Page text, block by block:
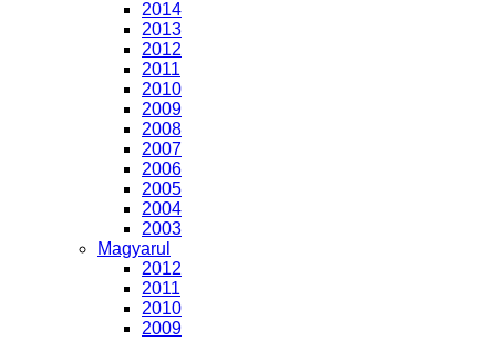
2014
2013
2012
2011
2010
2009
2008
2007
2006
2005
2004
2003
Magyarul
2012
2011
2010
2009